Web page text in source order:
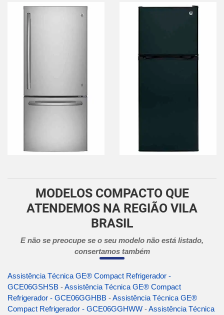
MODELOS COMPACTO QUE
ATENDEMOS NA REGIÃO VILA
BRASIL
E não se preocupe se o seu modelo não está listado,
consertamos também
Assistência Técnica GE® Compact Refrigerador -
GCE06GSHSB -Assistência Técnica GE® Compact
Refrigerador - GCE06GGHBB -Assistência Técnica GE®
Compact Refrigerador - GCE06GGHWW -Assistência Técnica